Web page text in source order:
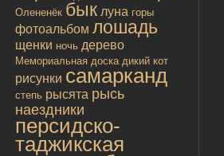
Олененёк бык луна горы
фотоальбом лошадь
щенки ночь дерево
Мемориальная доска дикий кот
рисунки самарканд
степь рысята рысь
наездники
персидско-
таджикская